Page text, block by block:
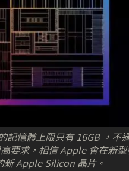
憶體上限只有 16GB ，不
要求，相信 Apple 會在新型
新 Apple Silicon 晶片。